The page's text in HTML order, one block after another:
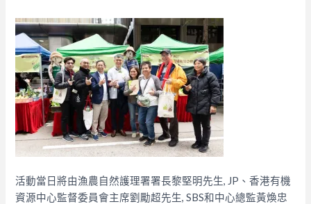
活動當日將由漁農自然護理署署長黎堅明先生, JP、香港有機
資源中心監督委員會主席劉勵超先生, SBS和中心總監黃煥忠